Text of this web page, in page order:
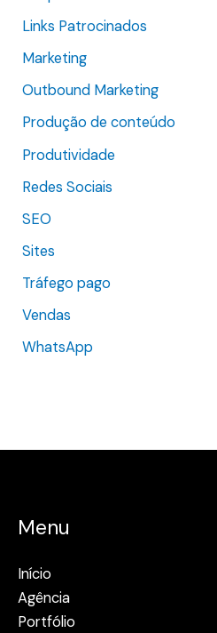
Links Patrocinados
Marketing
Outbound Marketing
Produção de conteúdo
Produtividade
Redes Sociais
SEO
Sites
Tráfego pago
Vendas
WhatsApp
Menu
Início
Agência
Portfólio